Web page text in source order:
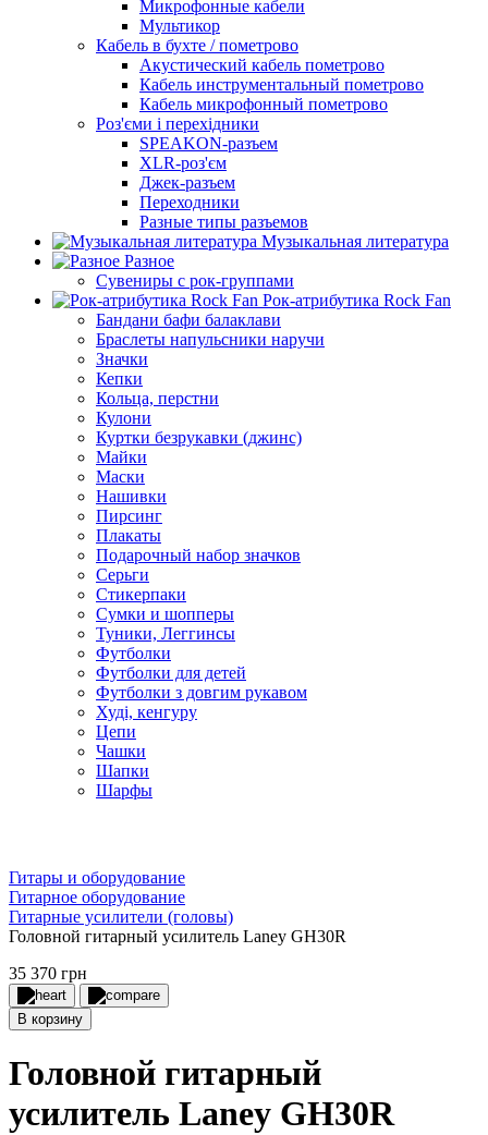
Микрофонные кабели
Мультикор
Кабель в бухте / пометрово
Акустический кабель пометрово
Кабель инструментальный пометрово
Кабель микрофонный пометрово
Роз'єми і перехідники
SPEAKON-разъем
XLR-роз'єм
Джек-разъем
Переходники
Разные типы разъемов
Музыкальная литература
Разное
Сувениры с рок-группами
Рок-атрибутика Rock Fan
Бандани бафи балаклави
Браслеты напульсники наручи
Значки
Кепки
Кольца, перстни
Кулони
Куртки безрукавки (джинс)
Майки
Маски
Нашивки
Пирсинг
Плакаты
Подарочный набор значков
Серьги
Стикерпаки
Сумки и шопперы
Туники, Леггинсы
Футболки
Футболки для детей
Футболки з довгим рукавом
Худі, кенгуру
Цепи
Чашки
Шапки
Шарфы
Гитары и оборудование
Гитарное оборудование
Гитарные усилители (головы)
Головной гитарный усилитель Laney GH30R
35 370 грн
В корзину
Головной гитарный
усилитель Laney GH30R